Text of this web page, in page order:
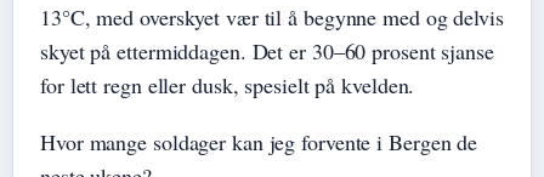
13°C, med overskyet vær til å begynne med og delvis
skyet på ettermiddagen. Det er 30–60 prosent sjanse
for lett regn eller dusk, spesielt på kvelden.
Hvor mange soldager kan jeg forvente i Bergen de